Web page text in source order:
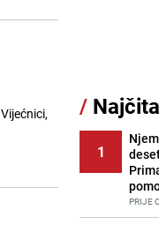
/
1
PRIJE